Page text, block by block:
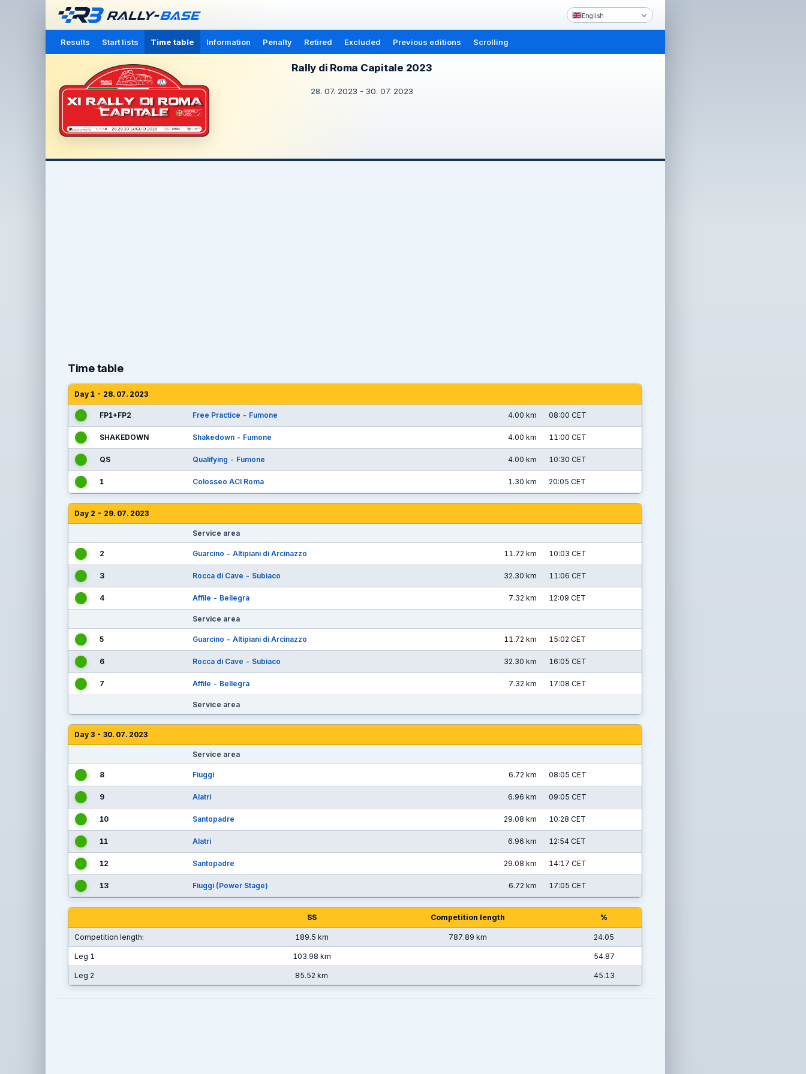
English
Results Start lists Time table Information Penalty Retired Excluded Previous editions Scrolling
Rally di Roma Capitale 2023
28. 07. 2023 - 30. 07. 2023
Time table
Day 1 - 28. 07. 2023
FP1+FP2 Free Practice - Fumone 4.00 km 08:00 CET
SHAKEDOWN Shakedown - Fumone 4.00 km 11:00 CET
QS Qualifying - Fumone 4.00 km 10:30 CET
1 Colosseo ACI Roma 1.30 km 20:05 CET
Day 2 - 29. 07. 2023
Service area
2 Guarcino - Altipiani di Arcinazzo 11.72 km 10:03 CET
3 Rocca di Cave - Subiaco 32.30 km 11:06 CET
4 Affile - Bellegra 7.32 km 12:09 CET
Service area
5 Guarcino - Altipiani di Arcinazzo 11.72 km 15:02 CET
6 Rocca di Cave - Subiaco 32.30 km 16:05 CET
7 Affile - Bellegra 7.32 km 17:08 CET
Service area
Day 3 - 30. 07. 2023
Service area
8 Fiuggi 6.72 km 08:05 CET
9 Alatri 6.96 km 09:05 CET
10 Santopadre 29.08 km 10:28 CET
11 Alatri 6.96 km 12:54 CET
12 Santopadre 29.08 km 14:17 CET
13 Fiuggi (Power Stage) 6.72 km 17:05 CET
SS Competition length %
Competition length: 189.5 km 787.89 km 24.05
Leg 1 103.98 km 54.87
Leg 2 85.52 km 45.13